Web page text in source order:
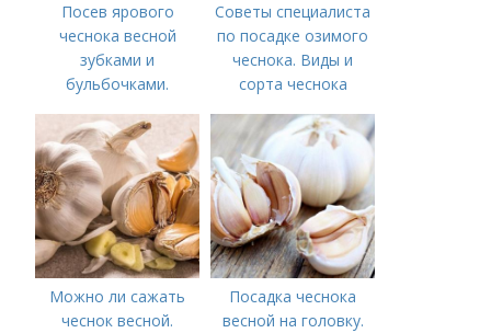
Посев ярового
чеснока весной
зубками и
бульбочками.
посадки озимого
чеснока
Советы специалиста
по посадке озимого
чеснока. Виды и
сорта чеснока
Можно ли сажать
чеснок весной.
Посадка чеснока
весной на головку.